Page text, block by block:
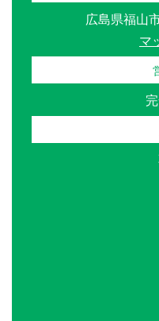
広島県福山
マ